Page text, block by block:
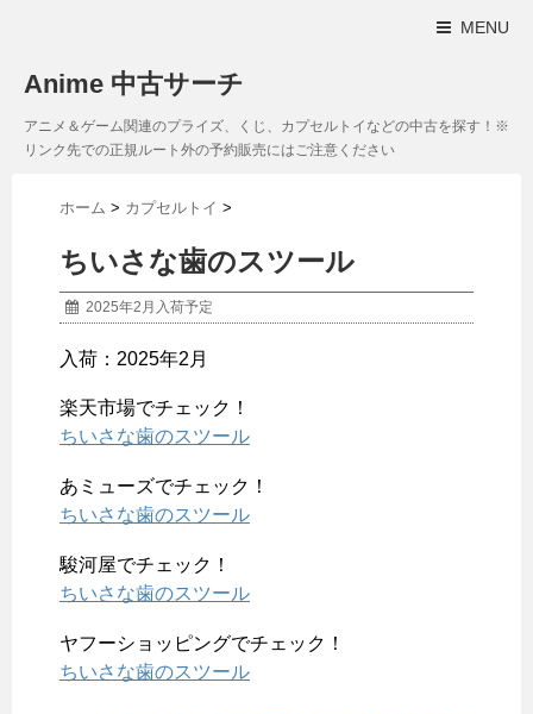
MENU
Anime 中古サーチ
アニメ＆ゲーム関連のプライズ、くじ、カプセルトイなどの中古を探す！※
リンク先での正規ルート外の予約販売にはご注意ください
ホーム > カプセルトイ >
ちいさな歯のスツール
2025年2月入荷予定
入荷：2025年2月
楽天市場でチェック！
ちいさな歯のスツール
あミューズでチェック！
ちいさな歯のスツール
駿河屋でチェック！
ちいさな歯のスツール
ヤフーショッピングでチェック！
ちいさな歯のスツール